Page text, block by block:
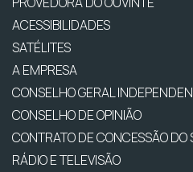
ACESSIBILIDADES
SATÉLITES
A EMPRESA
CONSELHO GERAL
CONSELHO DE OPINIÃO
CONTRATO DE CONCESSÃO DO
RÁDIO E TELEVISÃO